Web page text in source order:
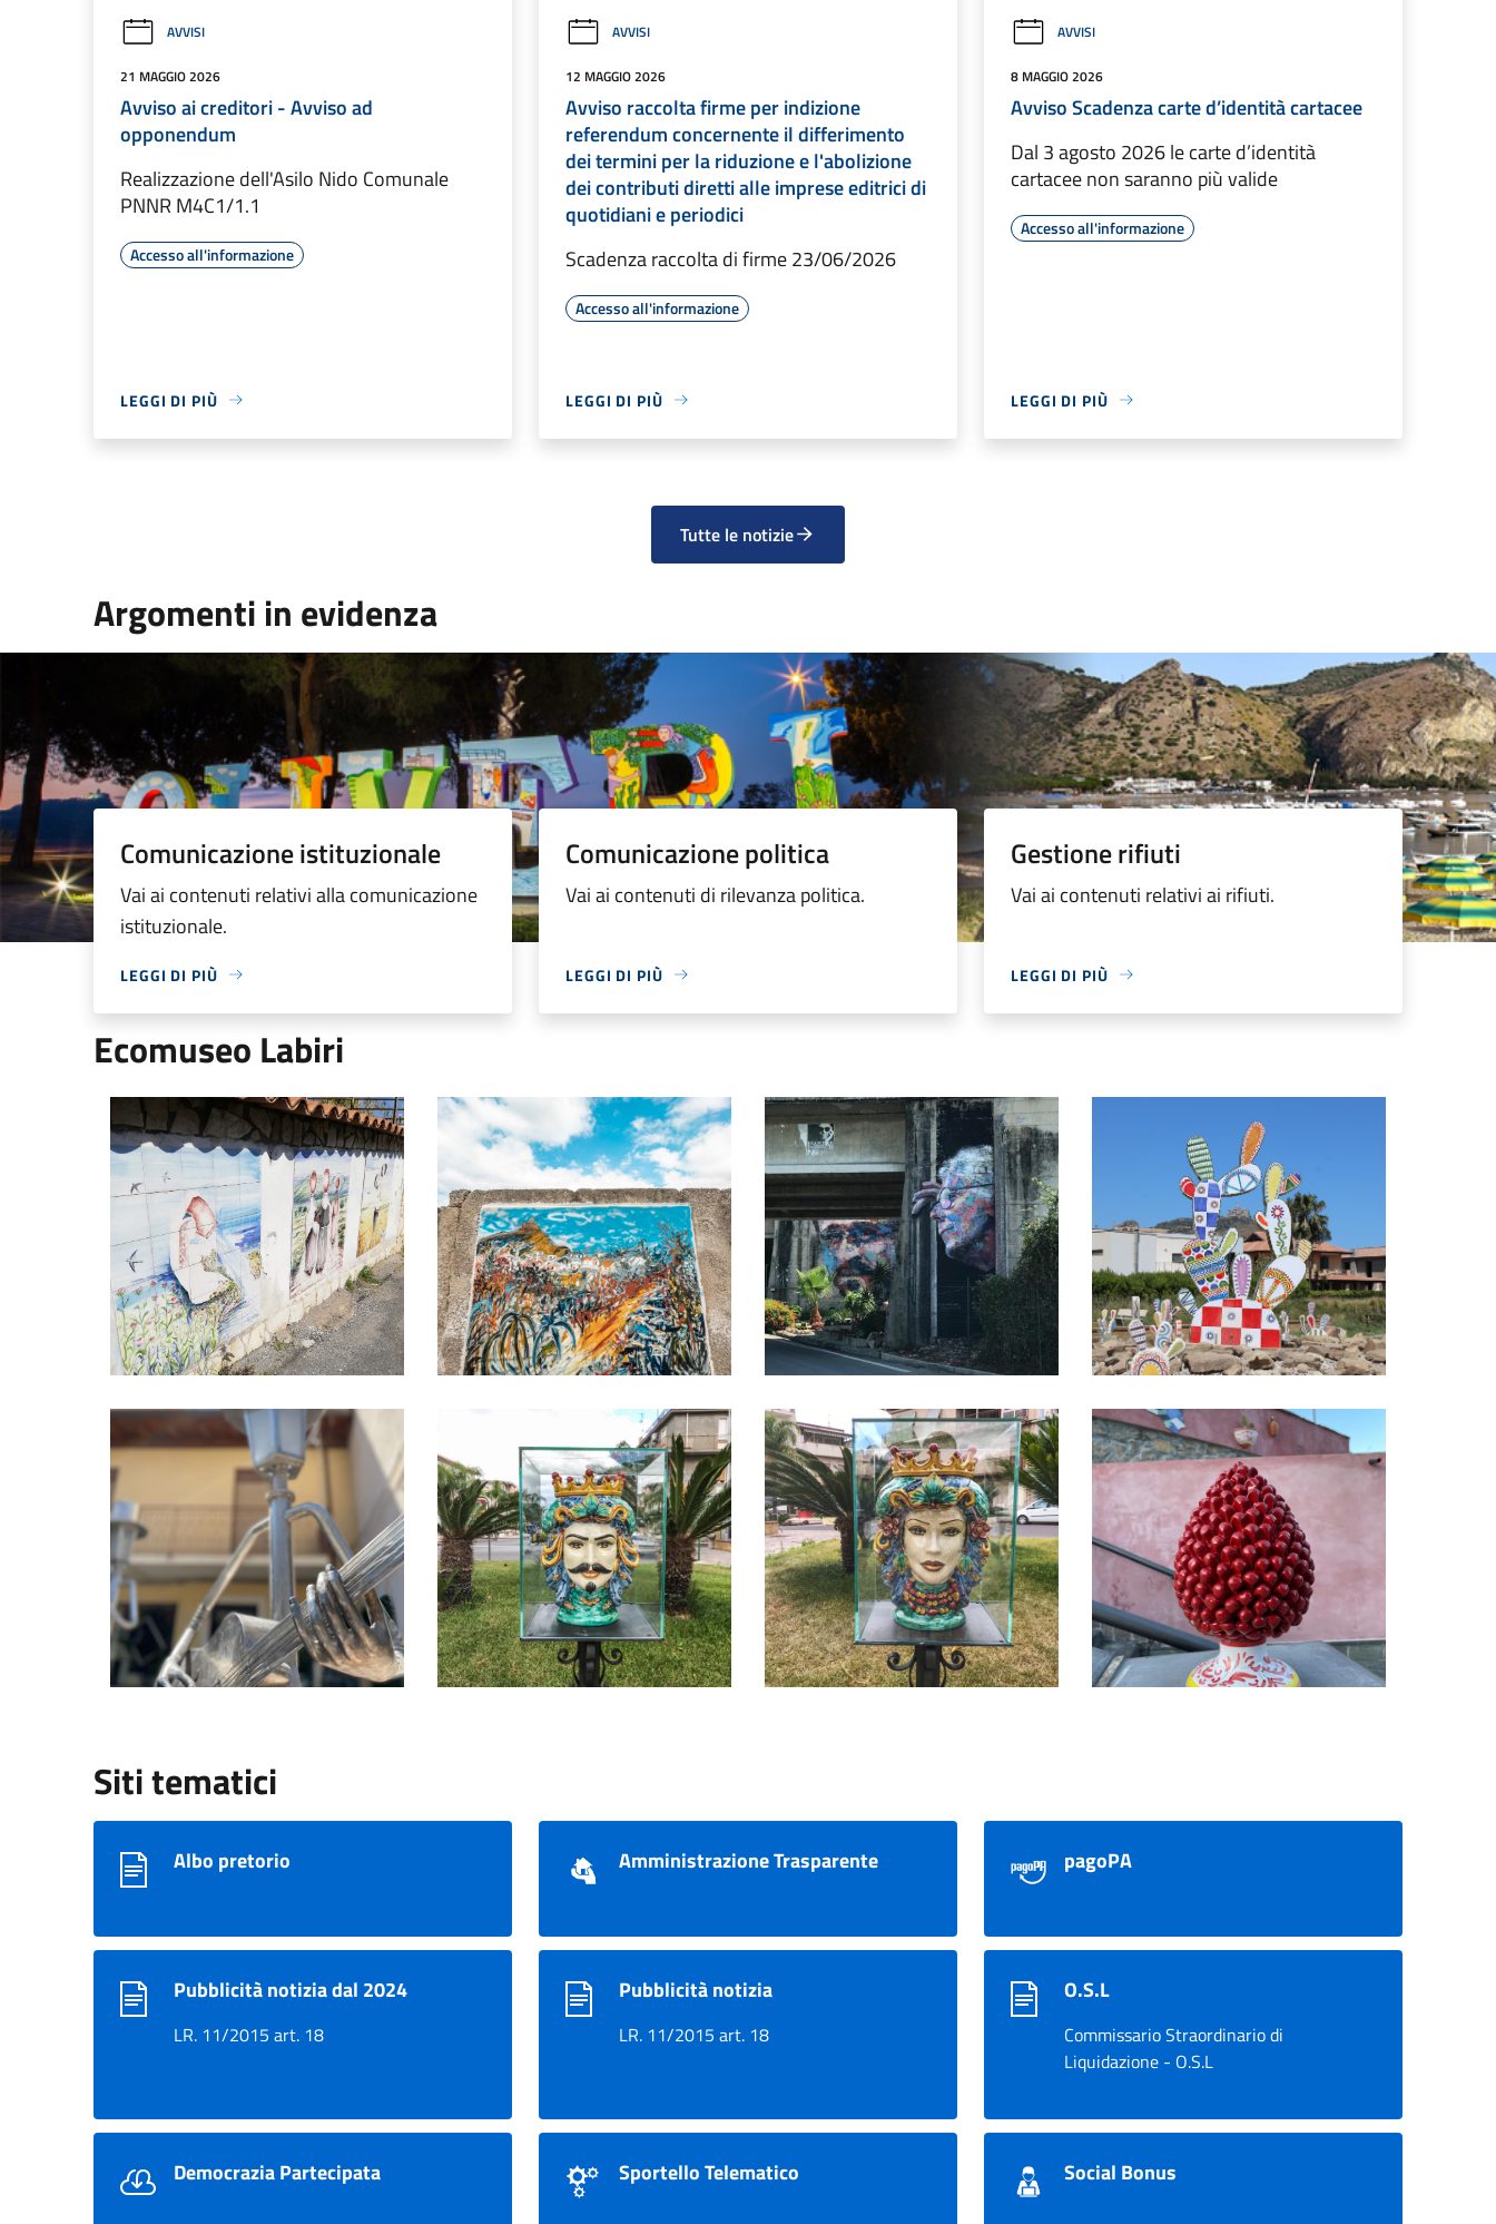
AVVISI
21 MAGGIO 2026
Avviso ai creditori - Avviso ad
opponendum
Realizzazione dell'Asilo Nido Comunale
PNNR M4C1/1.1
Accesso all'informazione
LEGGI DI PIÙ
AVVISI
12 MAGGIO 2026
Avviso raccolta firme per indizione
referendum concernente il differimento
dei termini per la riduzione e l'abolizione
dei contributi diretti alle imprese editrici di
quotidiani e periodici
Scadenza raccolta di firme 23/06/2026
Accesso all'informazione
LEGGI DI PIÙ
AVVISI
8 MAGGIO 2026
Avviso Scadenza carte d’identità cartacee
Dal 3 agosto 2026 le carte d’identità
cartacee non saranno più valide
Accesso all'informazione
LEGGI DI PIÙ
Tutte le notizie
Argomenti in evidenza
Comunicazione istituzionale
Vai ai contenuti relativi alla comunicazione
istituzionale.
LEGGI DI PIÙ
Comunicazione politica
Vai ai contenuti di rilevanza politica.
LEGGI DI PIÙ
Gestione rifiuti
Vai ai contenuti relativi ai rifiuti.
LEGGI DI PIÙ
Ecomuseo Labiri
Usi e costumi Via Fiume Peppino e Felicia Impastato
I Musicianti Testa di Moro Scala di San Leo
Siti tematici
Albo pretorio Amministrazione Trasparente pagoPA
Pubblicità notizia dal 2024
LR. 11/2015 art. 18
Pubblicità notizia
LR. 11/2015 art. 18
O.S.L
Commissario Straordinario di
Liquidazione - O.S.L
Democrazia Partecipata Sportello Telematico Social Bonus